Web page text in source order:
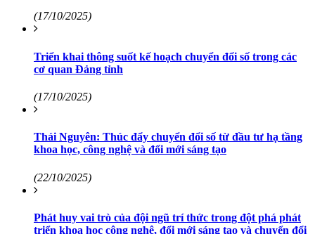
(17/10/2025)
Triển khai thông suốt kế hoạch chuyển đổi số trong các
cơ quan Đảng tỉnh
(17/10/2025)
Thái Nguyên: Thúc đẩy chuyển đổi số từ đầu tư hạ tầng
khoa học, công nghệ và đổi mới sáng tạo
(22/10/2025)
Phát huy vai trò của đội ngũ trí thức trong đột phá phát
triển khoa học công nghệ, đổi mới sáng tạo và chuyển đổi